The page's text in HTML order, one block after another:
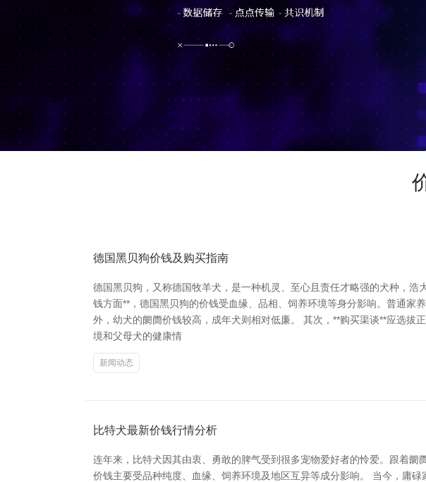
德国黑贝狗价钱及购买指南
德国黑贝狗，又称德国牧羊犬，是一种机灵、至心且责任才略强的犬种，
钱方面**，德国黑贝狗的价钱受血缘、品相、饲养环境等身分影响。普通
外，幼犬的阛阓价钱较高，成年犬则相对低廉。 其次，**购买渠谈**应选
境和父母犬的健康情
新闻动态
比特犬最新价钱行情分析
连年来，比特犬因其由衷、勇敢的脾气受到很多宠物爱好者的怜爱。跟着
价钱主要受品种纯度、血缘、饲养环境及地区互异等成分影响。 当今，庸